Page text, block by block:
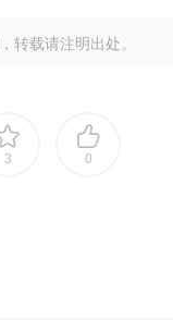
，转载请注明出处。
3 0